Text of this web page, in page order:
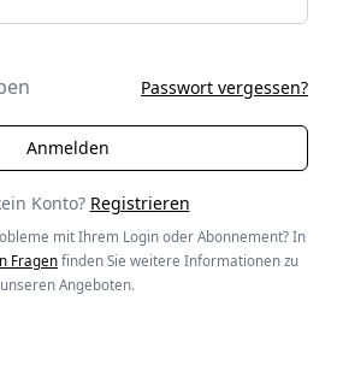
Passwort vergessen?
Konto? Registrieren
mit Ihrem Login oder Abonnement? In
Fragenfinden Sie weitere Informationen zu
unseren Angeboten.